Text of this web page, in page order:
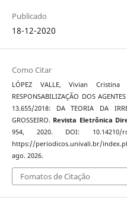
Publicado
18-12-2020
Como Citar
LÓPEZ VALLE, Vivian
RESPONSABILIZAÇÃO DOS
13.655/2018: DA TEORIA DA
GROSSEIRO. Revista Eletrônica
954, 2020. DOI: 10.14210/
https://periodicos.univali.br/
ago. 2026.
Fomatos de Citação